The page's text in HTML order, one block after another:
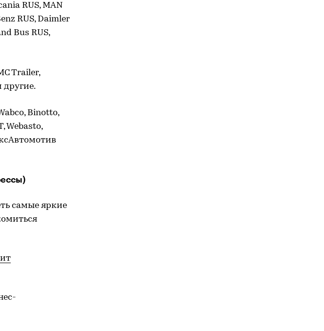
RUS, МАN
RUS, Daimler
Bus RUS,
Trailer,
другие.
Binotto,
Webasto,
самые яркие